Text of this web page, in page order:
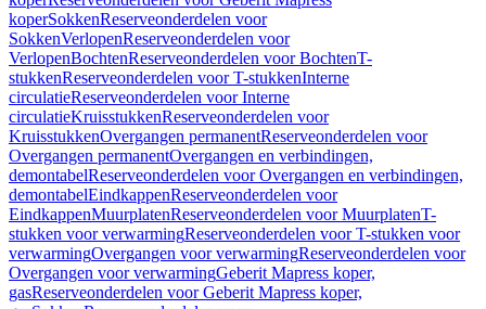
koperSokkenReserveonderdelen voor
SokkenVerlopenReserveonderdelen voor
VerlopenBochtenReserveonderdelen voor BochtenT-
stukkenReserveonderdelen voor T-stukkenInterne
circulatieReserveonderdelen voor Interne
circulatieKruisstukkenReserveonderdelen voor
KruisstukkenOvergangen permanentReserveonderdelen voor
Overgangen permanentOvergangen en verbindingen,
demontabelReserveonderdelen voor Overgangen en verbindingen,
demontabelEindkappenReserveonderdelen voor
EindkappenMuurplatenReserveonderdelen voor MuurplatenT-
stukken voor verwarmingReserveonderdelen voor T-stukken voor
verwarmingOvergangen voor verwarmingReserveonderdelen voor
Overgangen voor verwarmingGeberit Mapress koper,
gasReserveonderdelen voor Geberit Mapress koper,